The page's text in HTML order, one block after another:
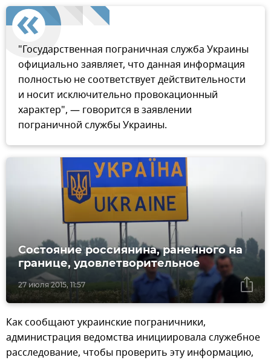
"Государственная пограничная служба Украины
официально заявляет, что данная информация
полностью не соответствует действительности
и носит исключительно провокационный
характер", — говорится в заявлении
пограничной службы Украины.
27 июля 2015, 11:57
Состояние россиянина, раненного на
границе, удовлетворительное
Как сообщают украинские пограничники,
администрация ведомства инициировала служебное
расследование, чтобы проверить эту информацию,